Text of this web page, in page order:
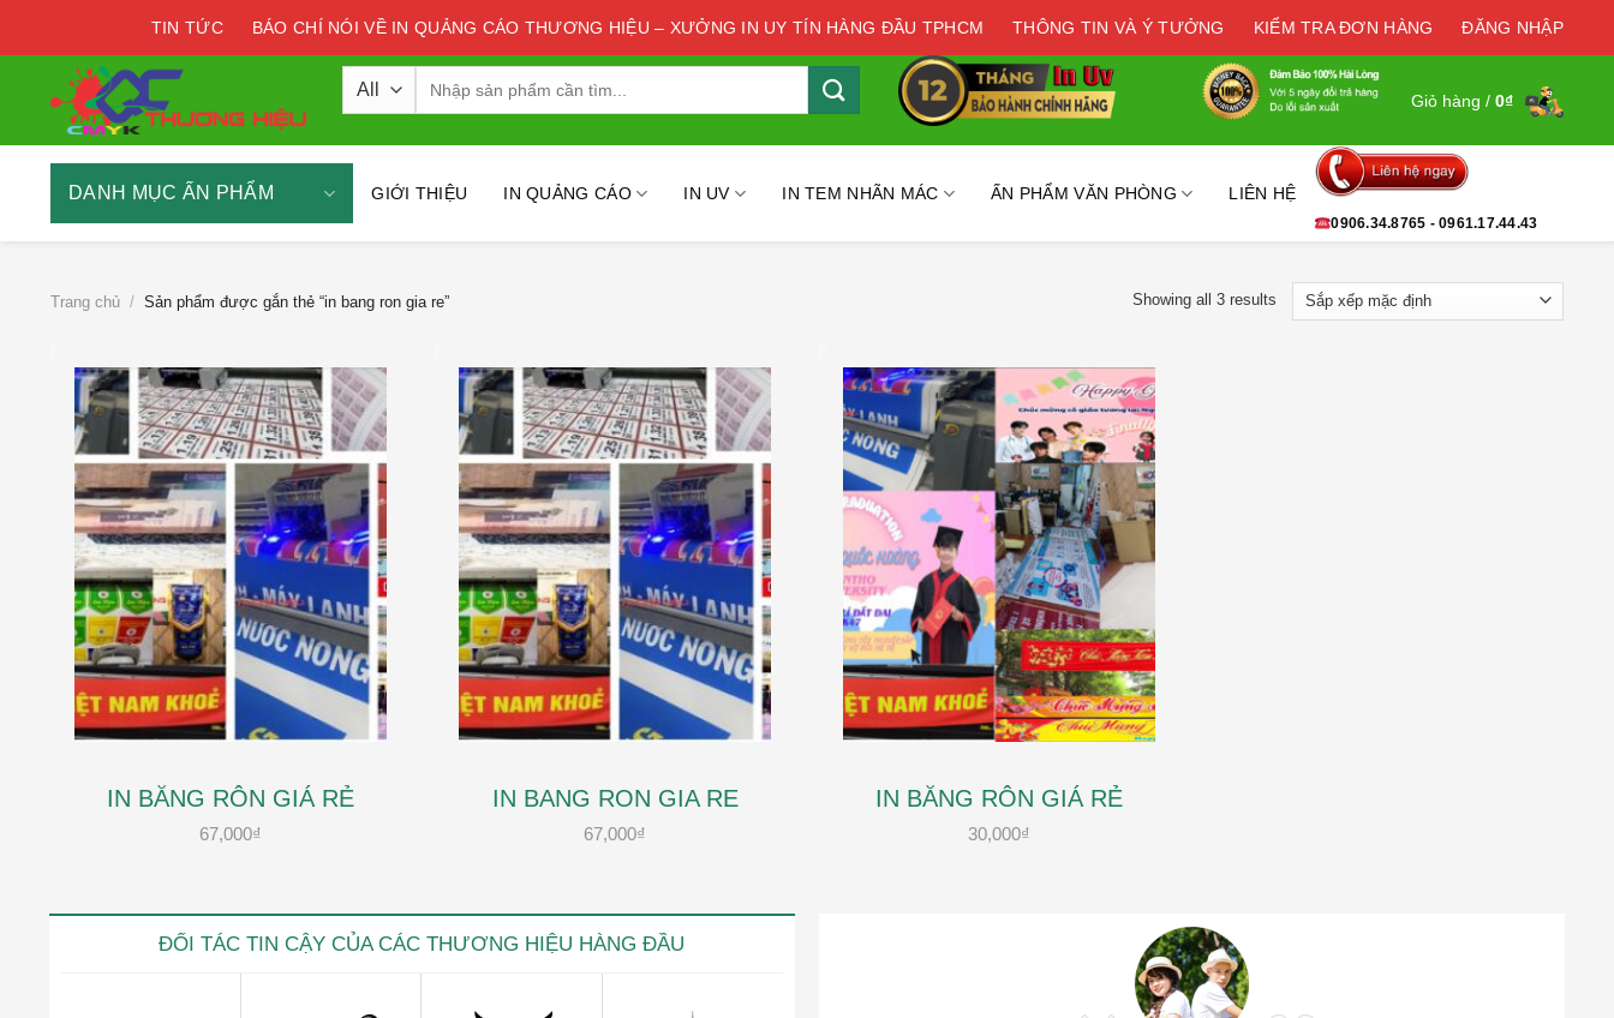
TIN TỨC BÁO CHÍ NÓI VỀ IN QUẢNG CÁO THƯƠNG HIỆU – XƯỞNG IN UY TÍN HÀNG ĐẦU TPHCM THÔNG TIN VÀ Ý TƯỞNG KIỂM TRA ĐƠN HÀNG ĐĂNG NHẬP
Giỏ hàng / 0₫
DANH MỤC ẤN PHẨM GIỚI THIỆU IN QUẢNG CÁO IN UV IN TEM NHÃN MÁC ẤN PHẨM VĂN PHÒNG LIÊN HỆ
0906.34.8765 - 0961.17.44.43
Trang chủ / Sản phẩm được gắn thẻ “in bang ron gia re” Showing all 3 results
IN BĂNG RÔN GIÁ RẺ
67,000₫
IN BANG RON GIA RE
67,000₫
IN BĂNG RÔN GIÁ RẺ
30,000₫
ĐỐI TÁC TIN CẬY CỦA CÁC THƯƠNG HIỆU HÀNG ĐẦU